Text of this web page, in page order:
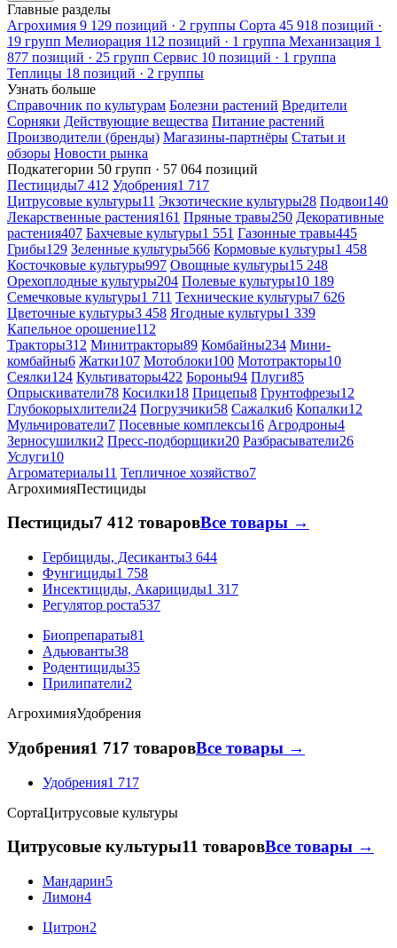
Главные разделы
Агрохимия 9 129 позиций · 2 группы Сорта 45 918 позиций ·
19 групп Мелиорация 112 позиций · 1 группа Механизация 1
877 позиций · 25 групп Сервис 10 позиций · 1 группа
Теплицы 18 позиций · 2 группы
Узнать больше
Справочник по культурам Болезни растений Вредители
Сорняки Действующие вещества Питание растений
Производители (бренды) Магазины-партнёры Статьи и
обзоры Новости рынка
Подкатегории 50 групп · 57 064 позиций
Пестициды7 412 Удобрения1 717
Цитрусовые культуры11 Экзотические культуры28 Подвои140
Лекарственные растения161 Пряные травы250 Декоративные
растения407 Бахчевые культуры1 551 Газонные травы445
Грибы129 Зеленные культуры566 Кормовые культуры1 458
Косточковые культуры997 Овощные культуры15 248
Орехоплодные культуры204 Полевые культуры10 189
Семечковые культуры1 711 Технические культуры7 626
Цветочные культуры3 458 Ягодные культуры1 339
Капельное орошение112
Тракторы312 Минитракторы89 Комбайны234 Мини-
комбайны6 Жатки107 Мотоблоки100 Мототракторы10
Сеялки124 Культиваторы422 Бороны94 Плуги85
Опрыскиватели78 Косилки18 Прицепы8 Грунтофрезы12
Глубокорыхлители24 Погрузчики58 Сажалки6 Копалки12
Мульчирователи7 Посевные комплексы16 Агродроны4
Зерносушилки2 Пресс-подборщики20 Разбрасыватели26
Услуги10
Агроматериалы11 Тепличное хозяйство7
АгрохимияПестициды
Пестициды7 412 товаровВсе товары →
Гербициды, Десиканты3 644
Фунгициды1 758
Инсектициды, Акарициды1 317
Регулятор роста537
Биопрепараты81
Адьюванты38
Родентициды35
Прилипатели2
АгрохимияУдобрения
Удобрения1 717 товаровВсе товары →
Удобрения1 717
СортаЦитрусовые культуры
Цитрусовые культуры11 товаровВсе товары →
Мандарин5
Лимон4
Цитрон2